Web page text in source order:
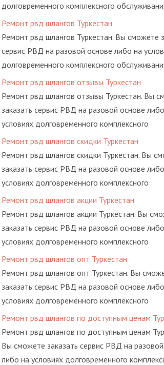
долговременного комплексного
гидросистем Вашего предприятия.
Ремонт рвд шлангов Туркестан
Ремонт рвд шлангов Туркестан. Вы сможете
сервис РВД на разовой основе либо на
долговременного комплексного
гидросистем Вашего предприятия.
Ремонт рвд шлангов отзывы Туркестан
Ремонт рвд шлангов отзывы Туркестан. Вы
заказать сервис РВД на разовой основе
условиях долговременного комплексного
обслуживания гидросистем Вашего
Ремонт рвд шлангов скидки Туркестан
Ремонт рвд шлангов скидки Туркестан. Вы
заказать сервис РВД на разовой основе
условиях долговременного комплексного
обслуживания гидросистем Вашего
Ремонт рвд шлангов акции Туркестан
Ремонт рвд шлангов акции Туркестан. Вы
заказать сервис РВД на разовой основе
условиях долговременного комплексного
обслуживания гидросистем Вашего
Ремонт рвд шлангов опт Туркестан
Ремонт рвд шлангов опт Туркестан. Вы
заказать сервис РВД на разовой основе
условиях долговременного комплексного
обслуживания гидросистем Вашего
Ремонт рвд шлангов по доступным ценам
Ремонт рвд шлангов по доступным ценам
Вы сможете заказать сервис РВД на
либо на условиях долговременного